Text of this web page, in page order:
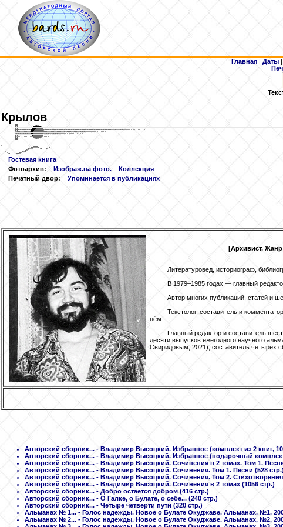
Главная | Даты |
Крылов
Гостевая книга
Фотоархив:
Изображ.на фото.
Коллекция
Печатный двор:
Упоминается в публикациях
[Архивист,
Литературовед, историограф,
В 1979–1985 годах — главный
Автор многих публикаций, статей и
Текстолог, составитель и
нём.
Главный редактор и составитель
десяти выпусков ежегодного научного
Свиридовым, 2021); составитель четырёх
Авторский сборник... - Владимир Высоцкий. Избранное (комплект из 2 книг,
Авторский сборник... - Владимир Высоцкий. Избранное (подарочный комплект
Авторский сборник... - Владимир Высоцкий. Сочинения в 2 томах. Том 1.
Авторский сборник... - Владимир Высоцкий. Сочинения. Том 1. Песни (528 стр.)
Авторский сборник... - Владимир Высоцкий. Сочинения. Том 2.
Авторский сборник... - Владимир Высоцкий. Сочинения в 2 томах (1056 стр.)
Авторский сборник... - Добро остается добром (416 стр.)
Авторский сборник... - О Галке, о Булате, о себе... (240 стр.)
Авторский сборник... - Четыре четверти пути (320 стр.)
Альманах № 1... - Голос надежды. Новое о Булате Окуджаве. Альманах, №1,
Альманах № 2... - Голос надежды. Новое о Булате Окуджаве. Альманах, №2,